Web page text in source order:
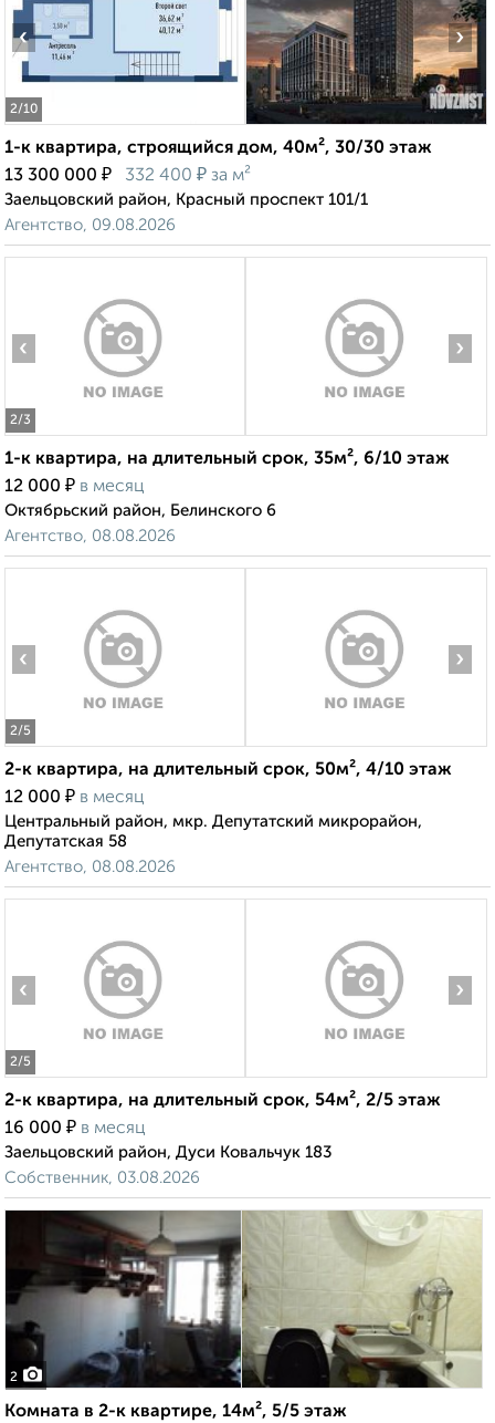
2/10
‹ ›
1-к квартира, строящийся дом, 40м², 30/30 этаж
13 300 000 ₽ 332 400 ₽ за м²
Заельцовский район, Красный проспект 101/1
Агентство, 09.08.2026
2/3
‹ ›
1-к квартира, на длительный срок, 35м², 6/10 этаж
12 000 ₽ в месяц
Октябрьский район, Белинского 6
Агентство, 08.08.2026
2/5
‹ ›
2-к квартира, на длительный срок, 50м², 4/10 этаж
12 000 ₽ в месяц
Центральный район, мкр. Депутатский микрорайон,
Депутатская 58
Агентство, 08.08.2026
2/5
‹ ›
2-к квартира, на длительный срок, 54м², 2/5 этаж
16 000 ₽ в месяц
Заельцовский район, Дуси Ковальчук 183
Собственник, 03.08.2026
2
Комната в 2-к квартире, 14м², 5/5 этаж